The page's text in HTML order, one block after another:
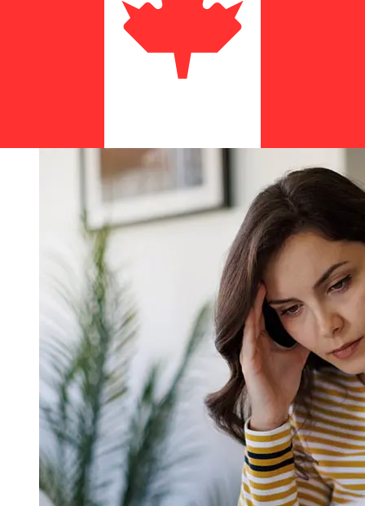
internacionales con LBBW de Países Miembros del Euro
a Canadá varían según el método de pago y el momento
de la transacción. Normalmente, las transferencias
bancarias internacionales tardan entre 1 y 5 días
laborables. Factores como los festivos bancarios y los